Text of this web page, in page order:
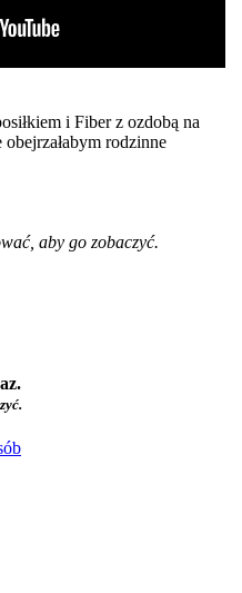
i Fiber z ozdobą na
obejrzałabym rodzinne
aby go zobaczyć.